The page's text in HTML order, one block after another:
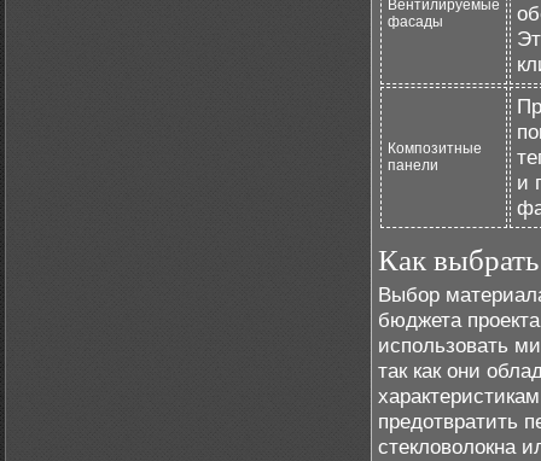
Вентилируемые
фасады
Композитные
панели
и
Как
Выбор
бюджета
использовать
так как они
предотвратить
стекловолокна